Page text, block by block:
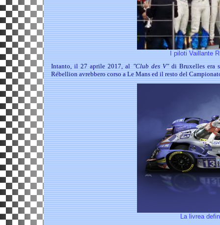
I piloti Vaillante
Intanto, il 27 aprile 2017, al "Club des V"di Bruxelles era
Rébellion avrebbero corso a Le Mans ed il resto del
La livrea